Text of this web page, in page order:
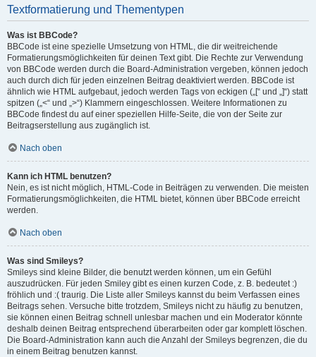
Textformatierung und Thementypen
Was ist BBCode?
BBCode ist eine spezielle Umsetzung von HTML, die dir weitreichende
Formatierungsmöglichkeiten für deinen Text gibt. Die Rechte zur Verwendung
von BBCode werden durch die Board-Administration vergeben, können jedoch
auch durch dich für jeden einzelnen Beitrag deaktiviert werden. BBCode ist
ähnlich wie HTML aufgebaut, jedoch werden Tags von eckigen („[“ und „]“) statt
spitzen („<“ und „>“) Klammern eingeschlossen. Weitere Informationen zu
BBCode findest du auf einer speziellen Hilfe-Seite, die von der Seite zur
Beitragserstellung aus zugänglich ist.
Nach oben
Kann ich HTML benutzen?
Nein, es ist nicht möglich, HTML-Code in Beiträgen zu verwenden. Die meisten
Formatierungsmöglichkeiten, die HTML bietet, können über BBCode erreicht
werden.
Nach oben
Was sind Smileys?
Smileys sind kleine Bilder, die benutzt werden können, um ein Gefühl
auszudrücken. Für jeden Smiley gibt es einen kurzen Code, z. B. bedeutet :)
fröhlich und :( traurig. Die Liste aller Smileys kannst du beim Verfassen eines
Beitrags sehen. Versuche bitte trotzdem, Smileys nicht zu häufig zu benutzen,
sie können einen Beitrag schnell unlesbar machen und ein Moderator könnte
deshalb deinen Beitrag entsprechend überarbeiten oder gar komplett löschen.
Die Board-Administration kann auch die Anzahl der Smileys begrenzen, die du
in einem Beitrag benutzen kannst.